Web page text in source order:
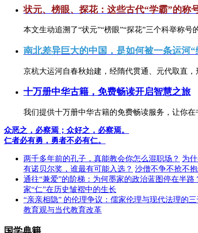
状元、榜眼、探花：这些古代“学霸”的称
本文生动追溯了“状元”“榜眼”“探花”三个科举称号
南北差异巨大的中国，是如何被一条运河“
京杭大运河自春秋始建，经隋代贯通、元代取直
十万册中华古籍，免费畅读开启智慧之旅
我们提供十万册中华古籍的免费畅读服务，让你
众恶之，必察焉；众好之，必察焉。
仁者必有勇，勇者不必有仁。
两千多年前的孔子，真能教会你怎么混职场？ 为
有诺贝尔奖，谁最有可能入选？ 沙僧不争不抢不
通往“兼爱”的阶梯：为何墨家的政治蓝图停在半路
家“仁”在历史皱褶中的生长
“亲亲相隐” 的伦理争议：儒家伦理与现代法理的
教育观与当代教育改革
国学典籍